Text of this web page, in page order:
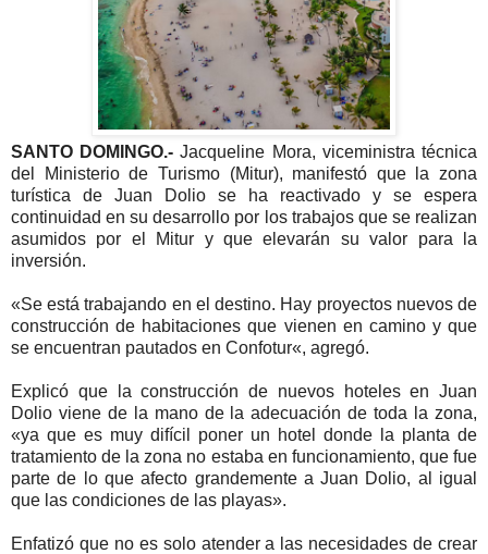
SANTO DOMINGO.-Jacqueline Mora, viceministra técnica
del Ministerio de Turismo (Mitur), manifestó que la zona
turística de Juan Dolio se ha reactivado y se espera
continuidad en su desarrollo por los trabajos que se realizan
asumidos por el Mitur y que elevarán su valor para la
inversión.
«Se está trabajando en el destino. Hay proyectos nuevos de
construcción de habitaciones que vienen en camino y que
se encuentran pautados en Confotur«, agregó.
Explicó que la construcción de nuevos hoteles en Juan
Dolio viene de la mano de la adecuación de toda la zona,
«ya que es muy difícil poner un hotel donde la planta de
tratamiento de la zona no estaba en funcionamiento, que fue
parte de lo que afecto grandemente a Juan Dolio, al igual
que las condiciones de las playas».
Enfatizó que no es solo atender a las necesidades de crear